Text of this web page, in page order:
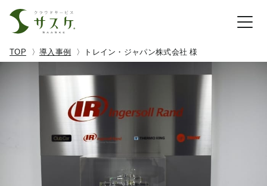
TOP 導入事例 トレイン・ジャパン株式会社 様